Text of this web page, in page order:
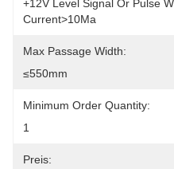
+12V Level Signal Or Pulse
Current>10Ma
Max Passage Width:
≤550mm
Minimum Order Quantity:
1
Preis: